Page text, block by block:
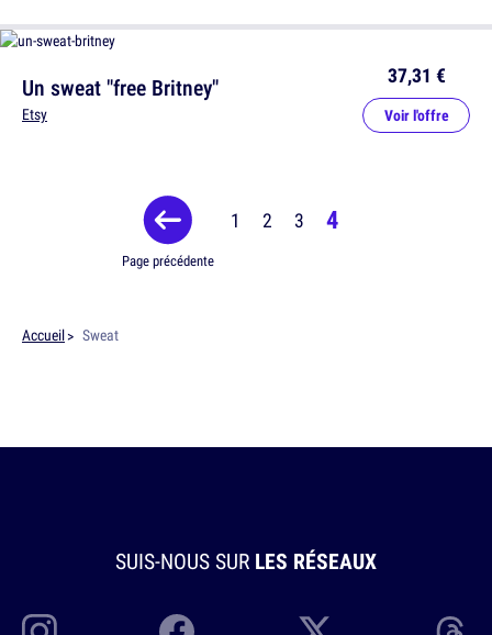
Un sweat "free Britney"
Etsy
37,31 €
Voir l'offre
Page précédente
1 2 3 4
Accueil Sweat
SUIS-NOUS SUR LES RÉSEAUX